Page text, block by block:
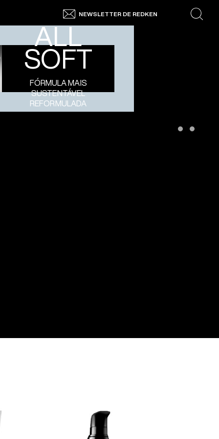
NEWSLETTER DE REDKEN
search
ÓLEO
ALL
SOFT
FÓRMULA MAIS
SUSTENTÁVEL
REFORMULADA